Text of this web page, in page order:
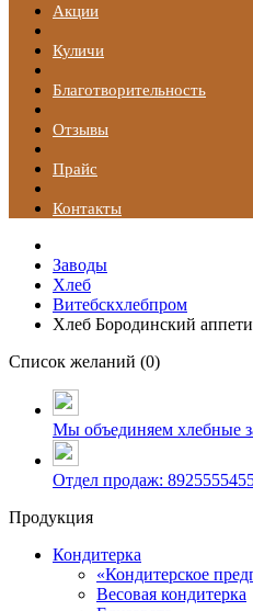
Акции
Куличи
Благотворительность
Отзывы
Прайс
Контакты
Заводы
Хлеб
Витебскхлебпром
Хлеб Бородинский
Список желаний (0)
Мы объединяем хлебные
Отдел продаж:
Продукция
Кондитерка
«Кондитерское
Весовая кондитерка